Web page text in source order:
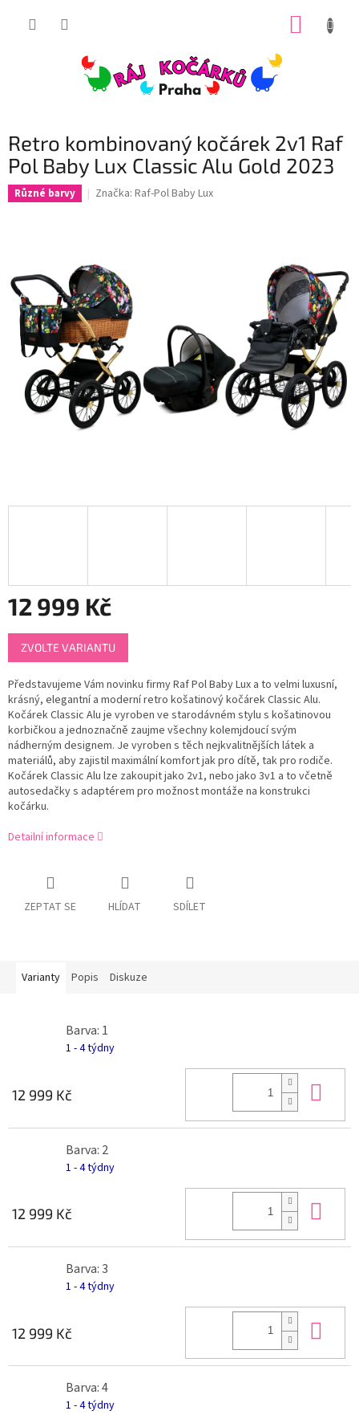
Retro kombinovaný kočárek 2v1 Raf
Pol Baby Lux Classic Alu Gold 2023
Různé barvy Značka: Raf-Pol Baby Lux
12 999 Kč
Měrná
cena:
ZVOLTE VARIANTU
Představujeme Vám novinku firmy Raf Pol Baby Lux a to velmi luxusní,
krásný, elegantní a moderní retro košatinový kočárek Classic Alu.
Kočárek Classic Alu je vyroben ve starodávném stylu s košatinovou
korbičkou a jednoznačně zaujme všechny kolemjdoucí svým
nádherným designem. Je vyroben s těch nejkvalitnějších látek a
materiálů, aby zajistil maximální komfort jak pro dítě, tak pro rodiče.
Kočárek Classic Alu lze zakoupit jako 2v1, nebo jako 3v1 a to včetně
autosedačky s adaptérem pro možnost montáže na konstrukci
kočárku.
Detailní informace
ZEPTAT SE HLÍDAT SDÍLET
Varianty Popis Diskuze
Barva: 1
1 - 4 týdny
12 999 Kč
Barva: 2
1 - 4 týdny
12 999 Kč
Barva: 3
1 - 4 týdny
12 999 Kč
Barva: 4
1 - 4 týdny